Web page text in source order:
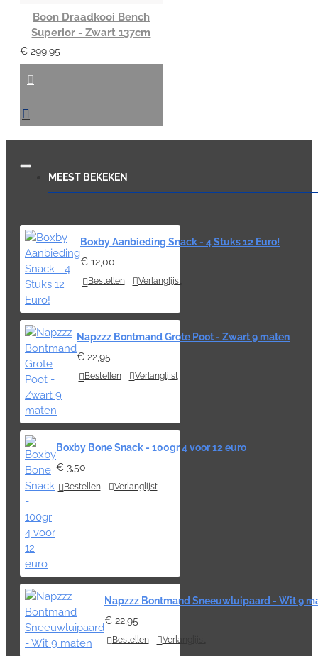
Boon Draadkooi Bench
Superior - Zwart 137cm
€ 299,95
MEEST BEKEKEN
Boxby Aanbieding Snack - 4 Stuks 12 Euro!
€ 12,00
Bestellen Verlanglijst
Napzzz Bontmand Grote Poot - Zwart 9 maten
€ 22,95
Bestellen Verlanglijst
Boxby Bone Snack - 100gr 4 voor 12 euro
€ 3,50
Bestellen Verlanglijst
Napzzz Bontmand Sneeuwluipaard - Wit 9
€ 22,95
Bestellen Verlanglijst